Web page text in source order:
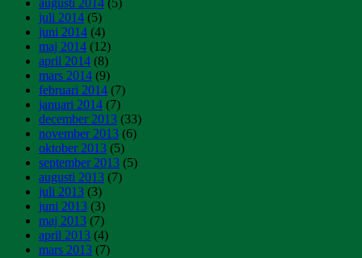
augusti 2014 (5)
juli 2014 (5)
juni 2014 (4)
maj 2014 (12)
april 2014 (8)
mars 2014 (9)
februari 2014 (7)
januari 2014 (7)
december 2013 (33)
november 2013 (6)
oktober 2013 (5)
september 2013 (5)
augusti 2013 (7)
juli 2013 (3)
juni 2013 (3)
maj 2013 (7)
april 2013 (4)
mars 2013 (7)